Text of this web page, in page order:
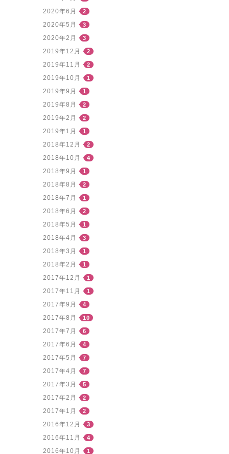
2020年6月 2
2020年5月 3
2020年2月 3
2019年12月 2
2019年11月 2
2019年10月 1
2019年9月 1
2019年8月 2
2019年2月 2
2019年1月 1
2018年12月 2
2018年10月 4
2018年9月 1
2018年8月 2
2018年7月 1
2018年6月 2
2018年5月 1
2018年4月 3
2018年3月 1
2018年2月 1
2017年12月 1
2017年11月 1
2017年9月 4
2017年8月 10
2017年7月 6
2017年6月 4
2017年5月 7
2017年4月 7
2017年3月 5
2017年2月 2
2017年1月 2
2016年12月 3
2016年11月 4
2016年10月 1